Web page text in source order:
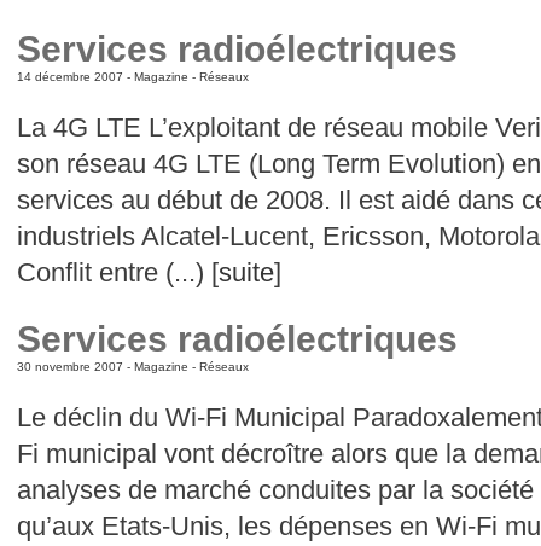
Services radioélectriques
14 décembre 2007 - Magazine - Réseaux
La 4G LTE L’exploitant de réseau mobile
son réseau 4G LTE (Long Term Evolution)
services au début de 2008. Il est aidé dans
industriels Alcatel-Lucent, Ericsson,
Conflit entre (...) [suite]
Services radioélectriques
30 novembre 2007 - Magazine - Réseaux
Le déclin du Wi-Fi Municipal
Fi municipal vont décroître alors que la
analyses de marché conduites par la
qu’aux Etats-Unis, les dépenses en Wi-Fi